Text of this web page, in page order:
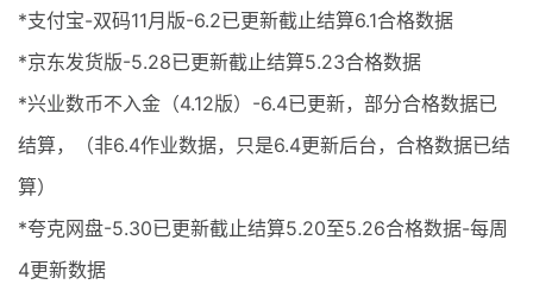
*支付宝-双码11月版-6.2已更新截止结算6.1合格数据
*京东发货版-5.28已更新截止结算5.23合格数据
*兴业数币不入金（4.12版）-6.4已更新，部分合格数据已
结算，（非6.4作业数据，只是6.4更新后台，合格数据已结
算）
*夸克网盘-5.30已更新截止结算5.20至5.26合格数据-每周
4更新数据